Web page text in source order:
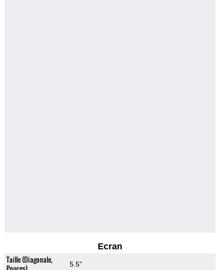
Ecran
Taille (Diagonale,
5.5"